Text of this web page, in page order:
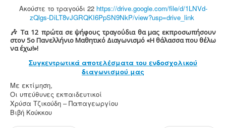
Ακούστε το τραγούδι 22 https://drive.google.com/file/d/1LNVd-
zQlgs-DiLT8vJGRQKI6PpSN9NkP/view?usp=drive_link
🎶Τα 12 πρώτα σε ψήφους τραγούδια θα μας εκπροσωπήσουν
στον 5ο Πανελλήνιο Μαθητικό Διαγωνισμό «Η θάλασσα που θέλω
να έχω!»!
Συγκεντρωτικά αποτελέσματα του ενδοσχολικού
διαγωνισμού μας
Με εκτίμηση,
Οι υπεύθυνες εκπαιδευτικοί
Χρύσα Τζικούδη – Παπαγεωργίου
Βιβή Κούκκου